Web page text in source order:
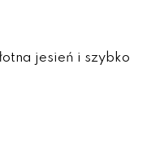
jesień i szybko